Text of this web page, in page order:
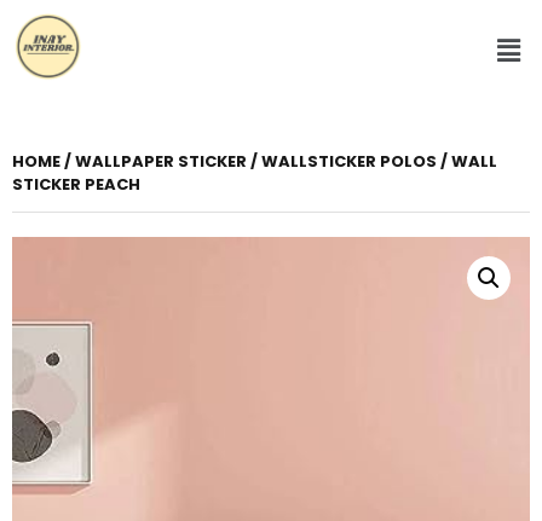
HOME/WALLPAPER STICKER /WALLSTICKER POLOS / WALL
STICKER PEACH